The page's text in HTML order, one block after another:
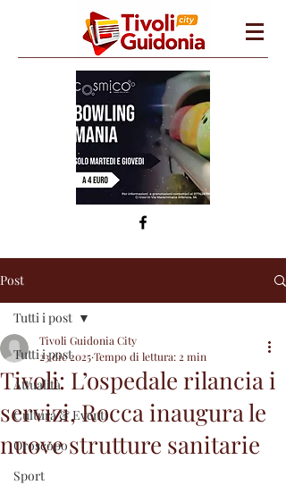
Post
Tutti i post
Attualità
Cultura & Eventi
Oroscopo
Sport
Tutti i post
Tivoli: L’ospedale rilancia i
servizi, Rocca inaugura le
nuove strutture sanitarie
Tivoli Guidonia City
23 dic 2025Tempo di lettura: 2 min